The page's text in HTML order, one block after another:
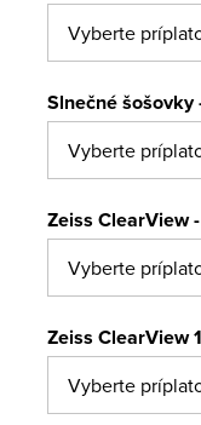
Slnečné
Zeiss ClearView
Zeiss ClearView